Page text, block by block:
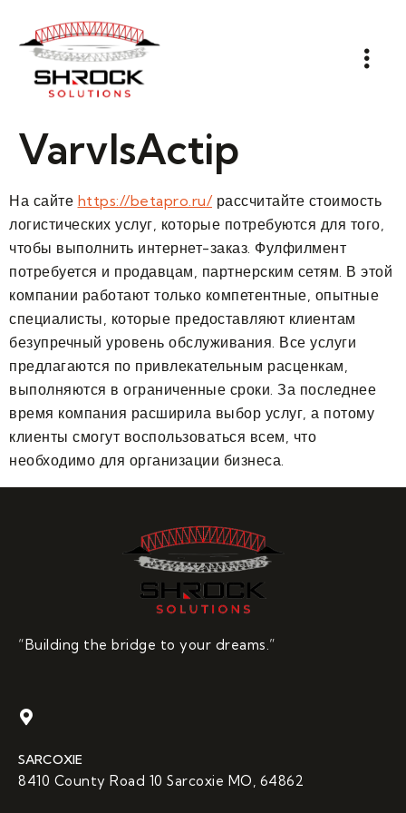
VarvlsActip
На сайте https://betapro.ru/рассчитайте стоимость
логистических услуг, которые потребуются для того,
чтобы выполнить интернет-заказ. Фулфилмент
потребуется и продавцам, партнерским сетям. В этой
компании работают только компетентные, опытные
специалисты, которые предоставляют клиентам
безупречный уровень обслуживания. Все услуги
предлагаются по привлекательным расценкам,
выполняются в ограниченные сроки. За последнее
время компания расширила выбор услуг, а потому
клиенты смогут воспользоваться всем, что
необходимо для организации бизнеса.
“Building the bridge to your dreams.”
SARCOXIE
8410 County Road 10 Sarcoxie MO, 64862